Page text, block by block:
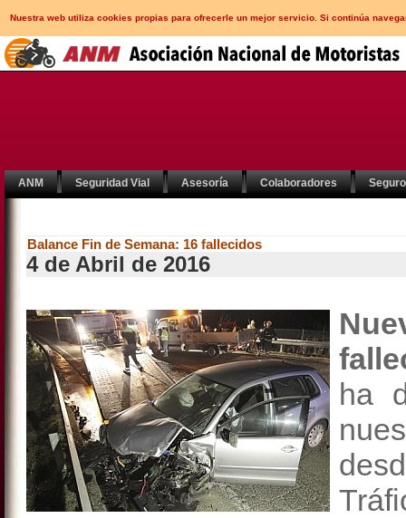
Nuestra web utiliza cookies propias para ofrecerle un mejor servicio. Si continúa
ANM Seguridad Vial Asesoría Colaboradores
Balance Fin de Semana: 16 fallecidos
4 de Abril de 2016
ha